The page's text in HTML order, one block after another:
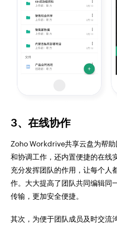
3、在线协作
Zoho Workdrive共享云盘为帮
和协调工作，还内置便捷的在线
充分发挥团队的作用，让每个人
作。大大提高了团队共同编辑同
传输，更加安全便捷。
其次，为便于团队成员及时交